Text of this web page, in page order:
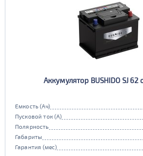
Аккумулятор BUSHIDO SJ 62
Емкость (Ач)
Пусковой ток (А)
Полярность
Габариты
Гарантия (мес)